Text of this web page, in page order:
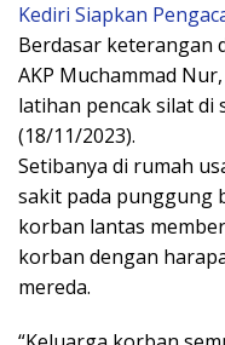
Kediri Siapkan
Berdasar keterangan
AKP Muchammad
latihan pencak silat di
(18/11/2023).
Setibanya di rumah
sakit pada punggung
korban lantas
korban dengan
mereda.